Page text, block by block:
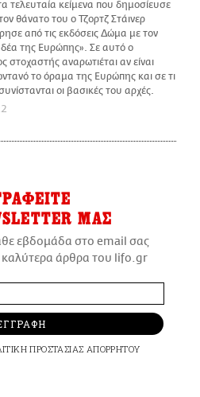
τελευταία κείμενα που δημοσίευσε
θάνατο του ο Τζορτζ Στάινερ
από τις εκδόσεις Δώμα με τον
της Ευρώπης». Σε αυτό ο
στοχαστής αναρωτιέται αν είναι
το όραμα της Ευρώπης και σε τι
οι βασικές του αρχές.
ΜΑΣ
εβδομάδα στο email σας
καλύτερα άρθρα του lifo.gr
ΠΡΟΣΤΑΣΙΑΣ ΑΠΟΡΡΗΤΟΥ